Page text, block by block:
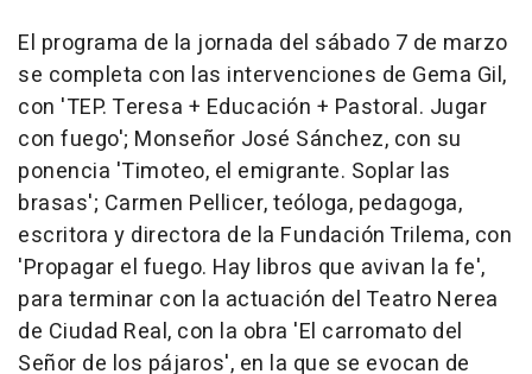
El programa de la jornada del sábado 7 de marzo
se completa con las intervenciones de Gema Gil,
con 'TEP. Teresa + Educación + Pastoral. Jugar
con fuego'; Monseñor José Sánchez, con su
ponencia 'Timoteo, el emigrante. Soplar las
brasas'; Carmen Pellicer, teóloga, pedagoga,
escritora y directora de la Fundación Trilema, con
'Propagar el fuego. Hay libros que avivan la fe',
para terminar con la actuación del Teatro Nerea
de Ciudad Real, con la obra 'El carromato del
Señor de los pájaros', en la que se evocan de